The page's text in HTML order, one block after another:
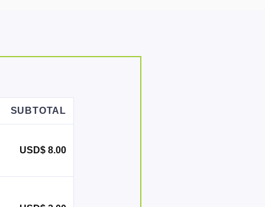
SUBTOTAL
USD$ 8.00